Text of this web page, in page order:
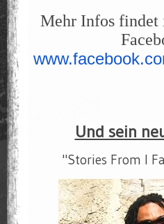
Mehr Infos
Und sein
"Stories From I